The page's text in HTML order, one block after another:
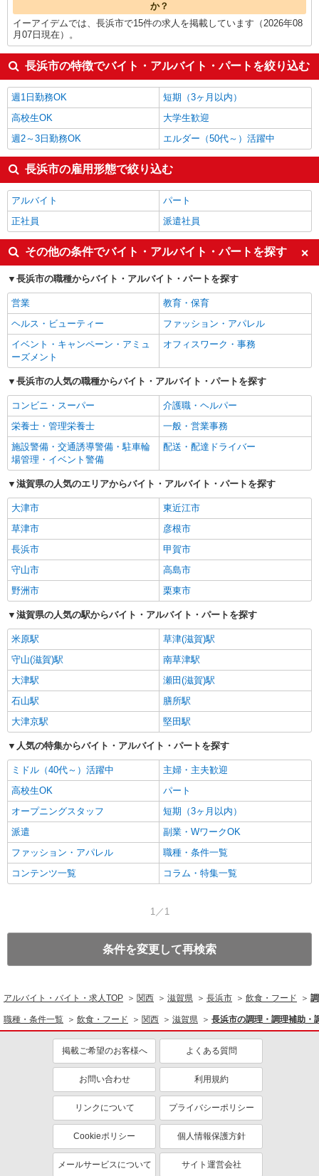
か？
イーアイデムでは、長浜市で15件の求人を掲載しています（2026年08
月07日現在）。
長浜市の特徴でバイト・アルバイト・パートを絞り込む
週1日勤務OK
短期（3ヶ月以内）
高校生OK
大学生歓迎
週2～3日勤務OK
エルダー（50代～）活躍中
長浜市の雇用形態で絞り込む
アルバイト
パート
正社員
派遣社員
その他の条件でバイト・アルバイト・パートを探す
長浜市の職種からバイト・アルバイト・パートを探す
営業
教育・保育
ヘルス・ビューティー
ファッション・アパレル
イベント・キャンペーン・アミュ
ーズメント
オフィスワーク・事務
長浜市の人気の職種からバイト・アルバイト・パートを探す
コンビニ・スーパー
介護職・ヘルパー
栄養士・管理栄養士
一般・営業事務
施設警備・交通誘導警備・駐車輪
場管理・イベント警備
配送・配達ドライバー
滋賀県の人気のエリアからバイト・アルバイト・パートを探す
大津市
東近江市
草津市
彦根市
長浜市
甲賀市
守山市
高島市
野洲市
栗東市
滋賀県の人気の駅からバイト・アルバイト・パートを探す
米原駅
草津(滋賀)駅
守山(滋賀)駅
南草津駅
大津駅
瀬田(滋賀)駅
石山駅
膳所駅
大津京駅
堅田駅
人気の特集からバイト・アルバイト・パートを探す
ミドル（40代～）活躍中
主婦・主夫歓迎
高校生OK
パート
オープニングスタッフ
短期（3ヶ月以内）
派遣
副業・WワークOK
ファッション・アパレル
職種・条件一覧
コンテンツ一覧
コラム・特集一覧
1／1
条件を変更して再検索
アルバイト・バイト・求人TOP 関西 滋賀県 長浜市 飲食・フード
職種・条件一覧 飲食・フード 関西 滋賀県 長浜市の調理・調理補助・
掲載ご希望のお客様へ よくある質問
お問い合わせ 利用規約
リンクについて プライバシーポリシー
Cookieポリシー 個人情報保護方針
メールサービスについて サイト運営会社